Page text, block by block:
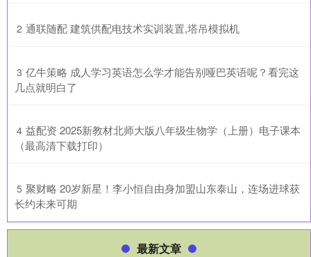
2 ​通联随配 建筑供配电技术实训装置,塔吊模拟机
3 ​亿牛策略 成人学习英语怎么学才能告别哑巴英语呢？看完这
几点就明白了
4 ​益配资 2025新教材北师大版八年级生物学（上册）电子课本
（最高清下载打印）
5 ​聚财略 20岁新星！李小恒自由身加盟山东泰山，连场进球获
长约未来可期
最新文章